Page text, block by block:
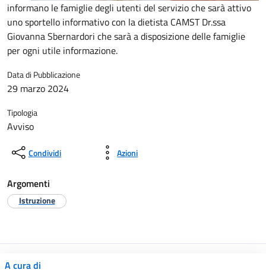
informano le famiglie degli utenti del servizio che sarà attivo
uno sportello informativo con la dietista CAMST Dr.ssa
Giovanna Sbernardori che sarà a disposizione delle famiglie
per ogni utile informazione.
Data di Pubblicazione
29 marzo 2024
Tipologia
Avviso
Condividi Azioni
Argomenti
Istruzione
A cura di